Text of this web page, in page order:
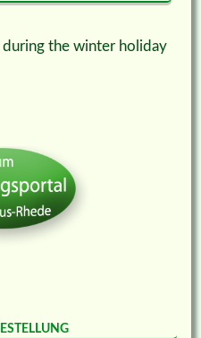
the winter holiday